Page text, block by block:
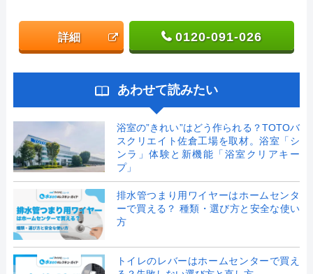
詳細 0120-091-026
あわせて読みたい
浴室の”きれい”はどう作られる？TOTOバ
スクリエイト佐倉工場を取材。浴室「シ
ンラ」体験と新機能「浴室クリアキー
プ」
排水管つまり用ワイヤーはホームセンタ
ーで買える？ 種類・選び方と安全な使い
方
トイレのレバーはホームセンターで買え